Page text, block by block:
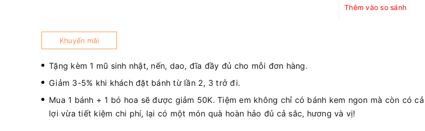
Thêm vào so sánh
Khuyến mãi
Tặng kèm 1 mũ sinh nhật, nến, dao, đĩa đầy đủ cho mỗi đơn hàng.
Giảm 3-5% khi khách đặt bánh từ lần 2, 3 trở đi.
Mua 1 bánh + 1 bó hoa sẽ được giảm 50K. Tiệm em không chỉ có bánh kem ngon mà còn có
lợi vừa tiết kiệm chi phí, lại có một món quà hoàn hảo đủ cả sắc, hương và vị!